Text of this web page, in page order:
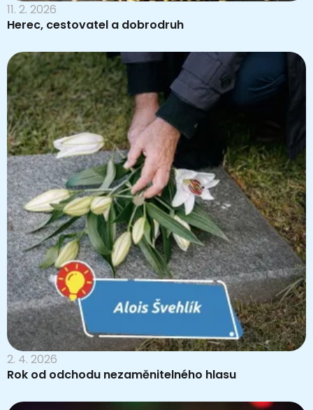
11. 2. 2026
Herec, cestovatel a dobrodruh
2. 4. 2026
Rok od odchodu nezaměnitelného hlasu